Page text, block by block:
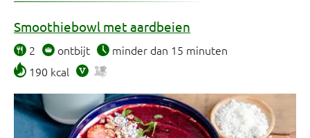
Smoothiebowl met aardbeien
2 ontbijt
minder dan 15 minuten
190 kcal